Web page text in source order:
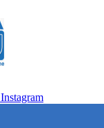
Instagram